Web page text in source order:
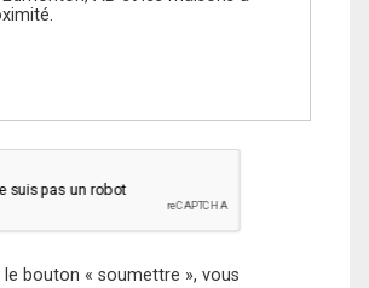
le bouton « soumettre », vous